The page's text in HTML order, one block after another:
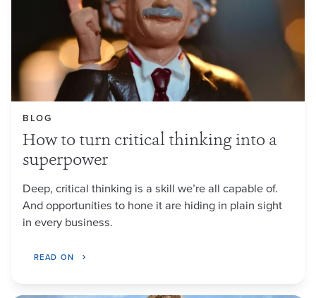
BLOG
How to turn critical thinking into a
superpower
Deep, critical thinking is a skill we’re all capable of.
And opportunities to hone it are hiding in plain sight
in every business.
READ ON